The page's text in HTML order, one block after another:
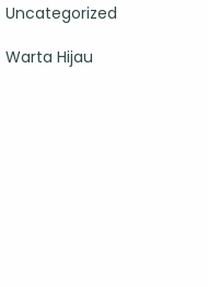
Uncategorized
Warta Hijau